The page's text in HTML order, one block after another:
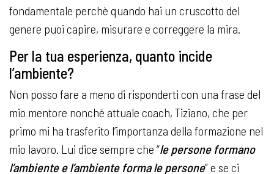
fondamentale perchè quando hai un cruscotto del
genere puoi capire, misurare e correggere la mira.
Per la tua esperienza, quanto incide
l’ambiente?
Non posso fare a meno di risponderti con una frase del
mio mentore nonché attuale coach, Tiziano, che per
primo mi ha trasferito l’importanza della formazione nel
mio lavoro. Lui dice sempre che “le persone formano
l’ambiente e l’ambiente forma le persone” e se ci